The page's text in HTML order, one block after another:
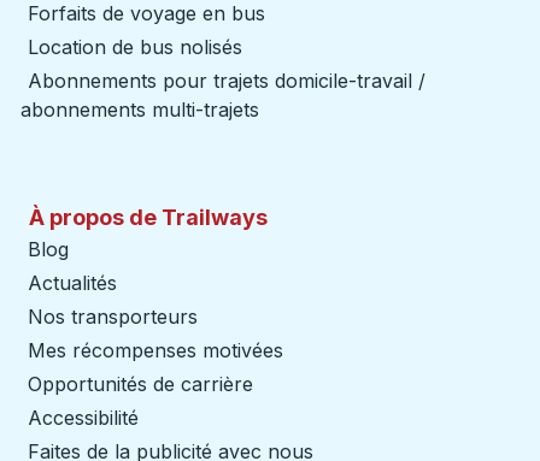
Forfaits de voyage en bus
Location de bus nolisés
Abonnements pour trajets domicile-travail /
abonnements multi-trajets
À propos de Trailways
Blog
Actualités
Nos transporteurs
Mes récompenses motivées
Opportunités de carrière
Accessibilité
Faites de la publicité avec nous